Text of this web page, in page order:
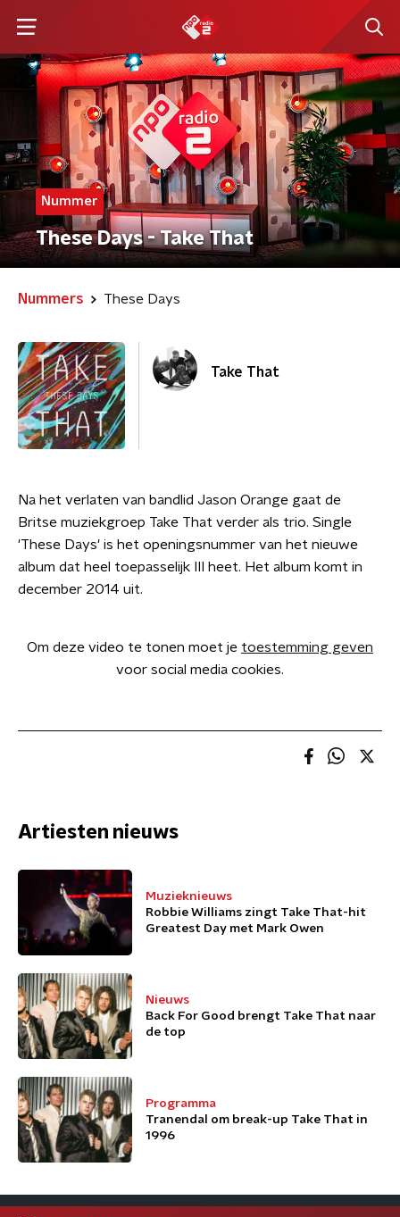
Nummer
These Days - Take That
Nummers These Days
Take That
Na het verlaten van bandlid Jason Orange gaat de
Britse muziekgroep Take That verder als trio. Single
'These Days' is het openingsnummer van het nieuwe
album dat heel toepasselijk III heet. Het album komt in
december 2014 uit.
Om deze video te tonen moet je toestemming geven
voor social media cookies.
Artiesten nieuws
Muzieknieuws
Robbie Williams zingt Take That-hit
Greatest Day met Mark Owen
Nieuws
Back For Good brengt Take That naar
de top
Programma
Tranendal om break-up Take That in
1996